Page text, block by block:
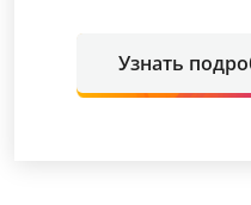
Узнать